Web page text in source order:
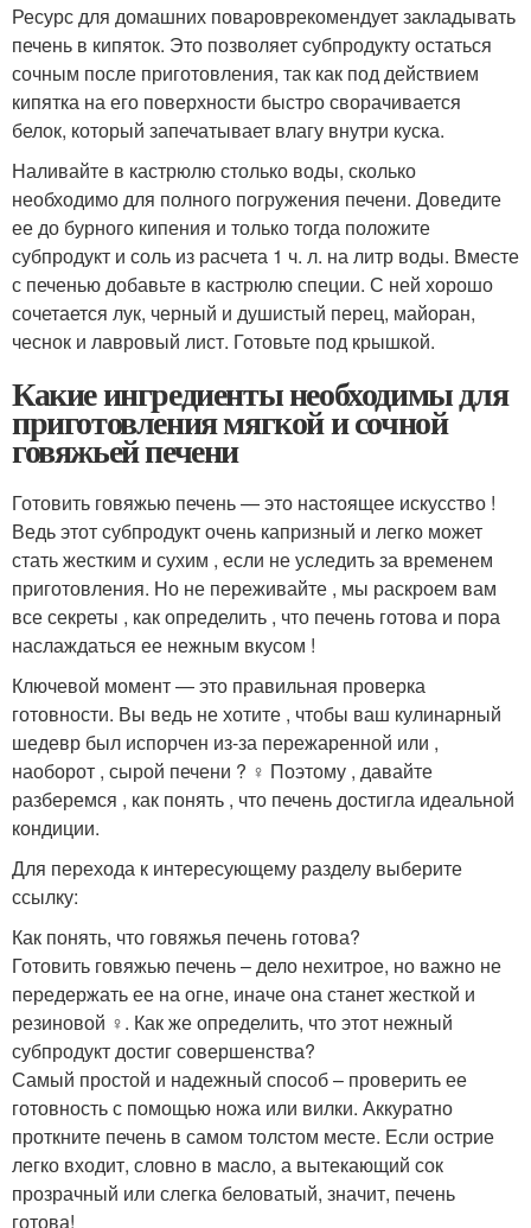
Ресурс для домашних повароврекомендует закладывать
печень в кипяток. Это позволяет субпродукту остаться
сочным после приготовления, так как под действием
кипятка на его поверхности быстро сворачивается
белок, который запечатывает влагу внутри куска.
Наливайте в кастрюлю столько воды, сколько
необходимо для полного погружения печени. Доведите
ее до бурного кипения и только тогда положите
субпродукт и соль из расчета 1 ч. л. на литр воды. Вместе
с печенью добавьте в кастрюлю специи. С ней хорошо
сочетается лук, черный и душистый перец, майоран,
чеснок и лавровый лист. Готовьте под крышкой.
Какие ингредиенты необходимы для
приготовления мягкой и сочной
говяжьей печени
Готовить говяжью печень — это настоящее искусство ! ‍
Ведь этот субпродукт очень капризный и легко может
стать жестким и сухим , если не уследить за временем
приготовления. Но не переживайте , мы раскроем вам
все секреты , как определить , что печень готова и пора
наслаждаться ее нежным вкусом !
Ключевой момент — это правильная проверка
готовности. Вы ведь не хотите , чтобы ваш кулинарный
шедевр был испорчен из-за пережаренной или ,
наоборот , сырой печени ? ‍♀️ Поэтому , давайте
разберемся , как понять , что печень достигла идеальной
кондиции.
Для перехода к интересующему разделу выберите
ссылку:
Как понять, что говяжья печень готова?
Готовить говяжью печень – дело нехитрое, но важно не
передержать ее на огне, иначе она станет жесткой и
резиновой ‍♀️. Как же определить, что этот нежный
субпродукт достиг совершенства?
Самый простой и надежный способ – проверить ее
готовность с помощью ножа или вилки. Аккуратно
проткните печень в самом толстом месте. Если острие
легко входит, словно в масло, а вытекающий сок
прозрачный или слегка беловатый, значит, печень
готова! ️